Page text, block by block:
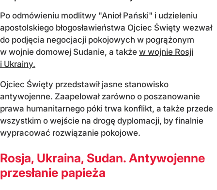
Po odmówieniu modlitwy "Anioł Pański" i udzieleniu
apostolskiego błogosławieństwa Ojciec Święty wezwał
do podjęcia negocjacji pokojowych w pogrążonym
w wojnie domowej Sudanie, a także w wojnie Rosji
i Ukrainy.
Ojciec Święty przedstawił jasne stanowisko
antywojenne. Zaapelował zarówno o poszanowanie
prawa humanitarnego póki trwa konflikt, a także przede
wszystkim o wejście na drogę dyplomacji, by finalnie
wypracować rozwiązanie pokojowe.
Rosja, Ukraina, Sudan. Antywojenne
przesłanie papieża